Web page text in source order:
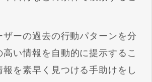
ザーの過去の行動パターンを分
い情報を自動的に提示するこ
報を素早く見つける手助けをし